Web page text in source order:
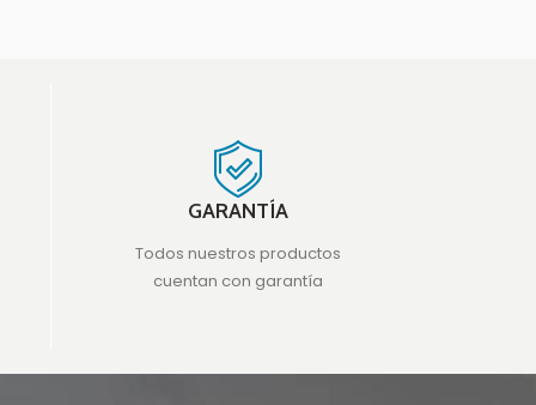
GARANTÍA
Todos nuestros productos
cuentan con garantía